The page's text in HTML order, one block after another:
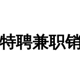
聘兼职